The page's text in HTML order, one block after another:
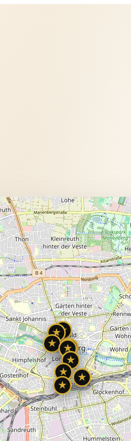
★
★
★
★
★
★
★
★
★